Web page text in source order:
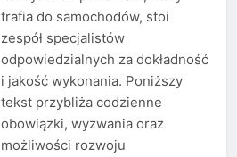
trafia do samochodów, stoi
zespół specjalistów
odpowiedzialnych za dokładność
i jakość wykonania. Poniższy
tekst przybliża codzienne
obowiązki, wyzwania oraz
możliwości rozwoju